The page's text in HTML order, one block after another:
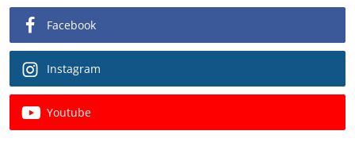
Facebook
Instagram
Youtube